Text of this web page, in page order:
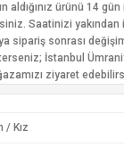
aldığınız ürünü 14
Saatinizi yakından
sipariş sonrası
İstanbul
ziyaret
/ Kız